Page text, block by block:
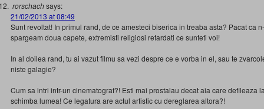
rorschachsays:
21/02/2013 at 08:49
Sunt revoltat! In primul rand, de ce amesteci biserica in treaba asta? Pacat ca
spargeam doua capete, extremisti religiosi retardati ce sunteti voi!
In al doilea rand, tu ai vazut filmu sa vezi despre ce e vorba in el, sau te
niste galagie?
Cum sa intri intr-un cinematograf?! Esti mai prostalau decat aia care defileaza
schimba lumea! Ce legatura are actul artistic cu dereglarea altora?!